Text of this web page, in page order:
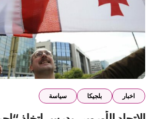
اخبار بلجيكا سياسة